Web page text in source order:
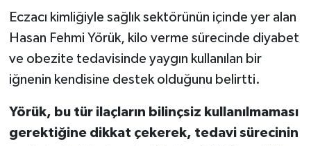
Eczacı kimliğiyle sağlık sektörünün içinde yer alan
Hasan Fehmi Yörük, kilo verme sürecinde diyabet
ve obezite tedavisinde yaygın kullanılan bir
iğnenin kendisine destek olduğunu belirtti.
Yörük, bu tür ilaçların bilinçsiz kullanılmaması
gerektiğine dikkat çekerek, tedavi sürecinin
SÜRMANŞET
Susurluk
TEKNOLOJİ